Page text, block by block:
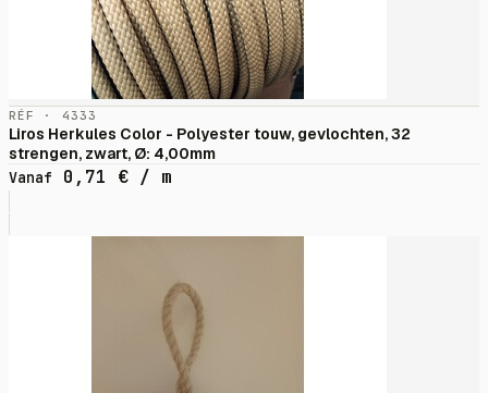
RÉF · 4333
Liros Herkules Color - Polyester touw, gevlochten, 32
strengen, zwart, Ø: 4,00mm
Vanaf
0,71 € / m